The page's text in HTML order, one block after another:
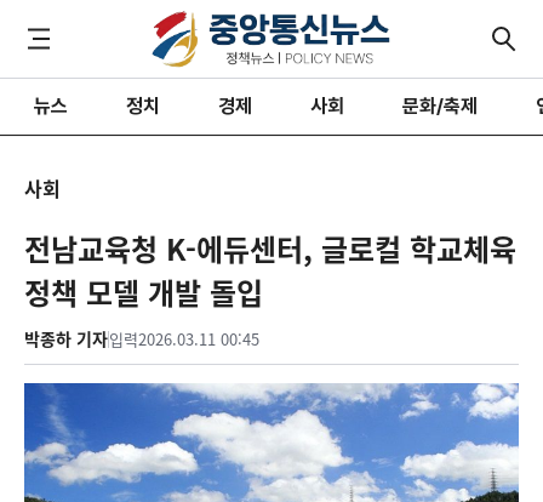
뉴스 정치 경제 사회 문화/축제
사회
전남교육청 K-에듀센터, 글로컬 학교체육
정책 모델 개발 돌입
박종하 기자입력2026.03.11 00:45